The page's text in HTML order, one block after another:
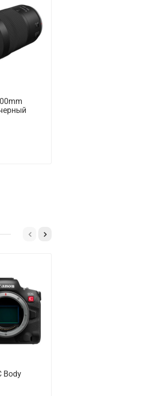
Body